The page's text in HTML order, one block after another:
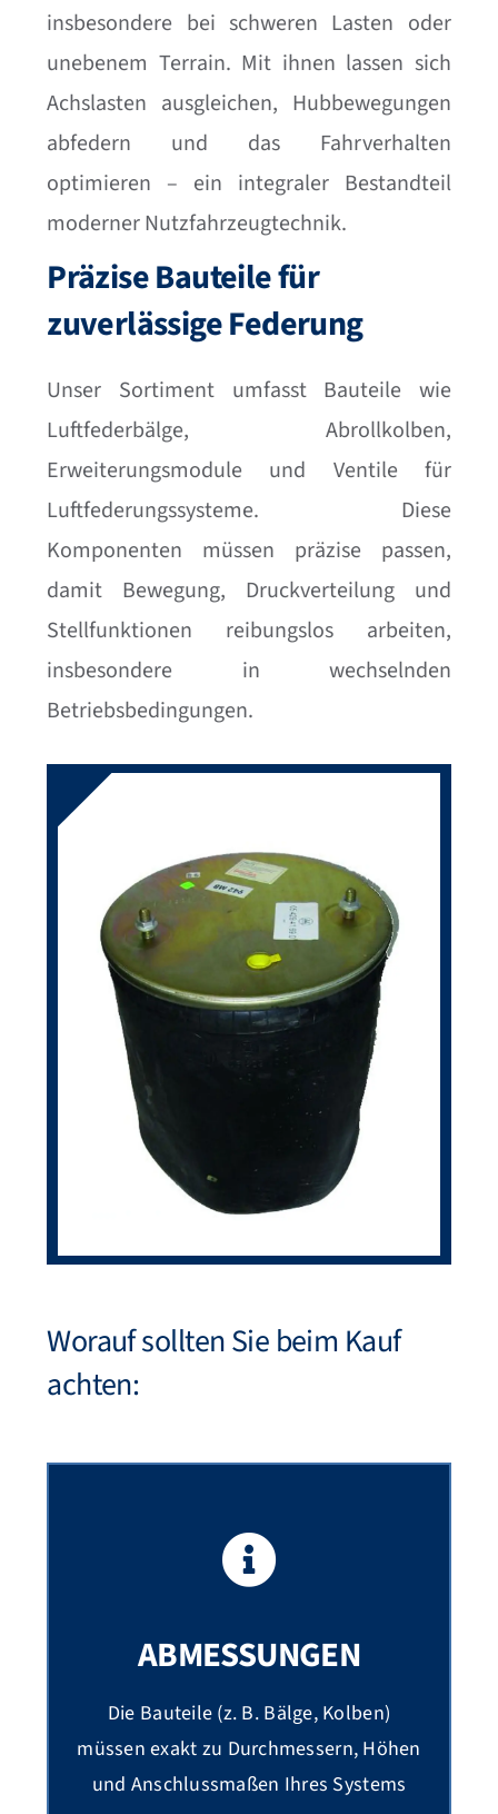
insbesondere bei schweren Lasten oder
unebenem Terrain. Mit ihnen lassen sich
Achslasten ausgleichen, Hubbewegungen
abfedern und das Fahrverhalten
optimieren – ein integraler Bestandteil
moderner Nutzfahrzeugtechnik.
Präzise Bauteile für
zuverlässige Federung
Unser Sortiment umfasst Bauteile wie
Luftfederbälge, Abrollkolben,
Erweiterungsmodule und Ventile für
Luftfederungssysteme. Diese
Komponenten müssen präzise passen,
damit Bewegung, Druckverteilung und
Stellfunktionen reibungslos arbeiten,
insbesondere in wechselnden
Betriebsbedingungen.
Worauf sollten Sie beim Kauf
achten:
ABMESSUNGEN
Die Bauteile (z. B. Bälge, Kolben)
müssen exakt zu Durchmessern, Höhen
und Anschlussmaßen Ihres Systems